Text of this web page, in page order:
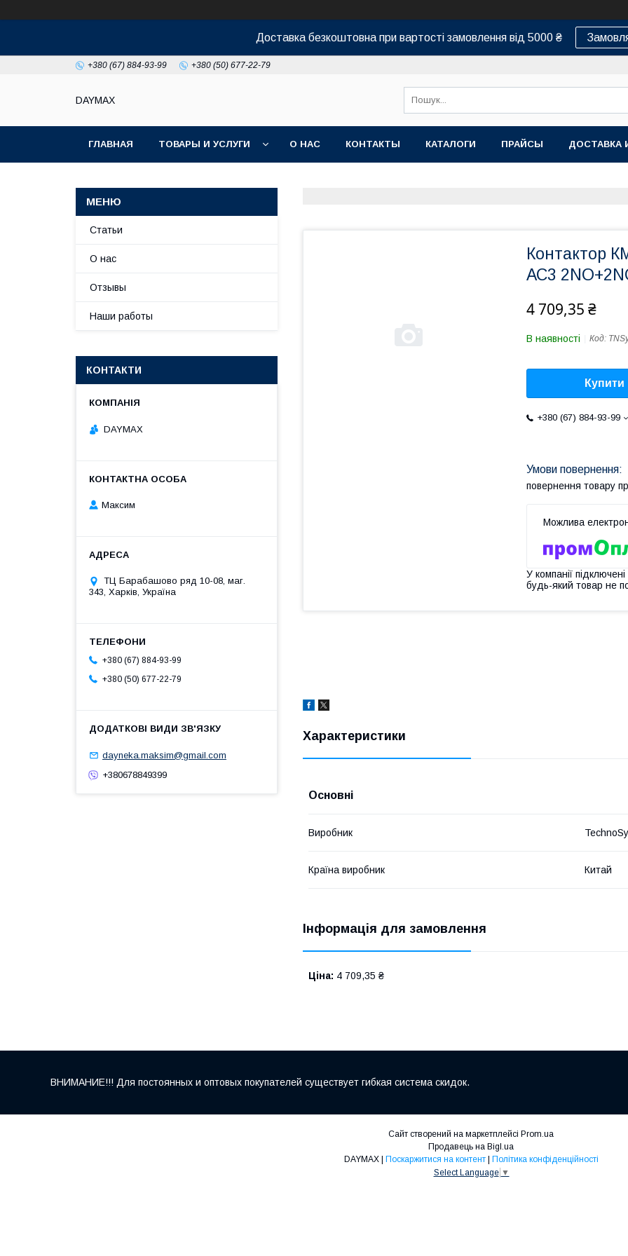
Доставка безкоштовна при вартості замовлення від 5000 ₴
+380 (67) 884-93-99 +380 (50) 677-22-79
DAYMAX
ГЛАВНАЯ ТОВАРЫ И УСЛУГИ О НАС КОНТАКТЫ КАТАЛОГИ ПРАЙСЫ ДОСТАВКА
Контактор
АС3
4 709,35 ₴
В наявності Код:
Купити
+380 (67) 884-93-99
повернення товару
У компанії
будь-який товар не
Характеристики
Основні
Виробник
Країна виробник Китай
Інформація для замовлення
Ціна: 4 709,35 ₴
Статьи
О нас
Отзывы
Наши работы
КОНТАКТИ
DAYMAX
Максим
ТЦ Барабашово ряд 10-08, маг.
343, Харків, Україна
+380 (67) 884-93-99
+380 (50) 677-22-79
dayneka.maksim@gmail.com
+380678849399
ВНИМАНИЕ!!! Для постоянных и оптовых покупателей существует гибкая система скидок.
Сайт створений на маркетплейсі Prom.ua
Продавець на Bigl.ua
DAYMAX | Поскаржитися на контент | Політика конфіденційності
Select Language ▼